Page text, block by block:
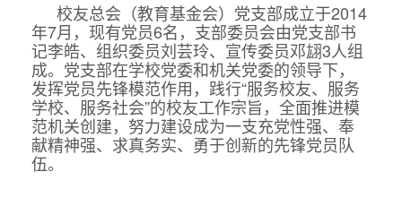
校友总会（教育基金会）党支部成立于2014
年7月，现有党员6名，支部委员会由党支部书
记李皓、组织委员刘芸玲、宣传委员邓翃3人组
成。党支部在学校党委和机关党委的领导下，
发挥党员先锋模范作用，践行“服务校友、服务
学校、服务社会”的校友工作宗旨，全面推进模
范机关创建，努力建设成为一支充党性强、奉
献精神强、求真务实、勇于创新的先锋党员队
伍。